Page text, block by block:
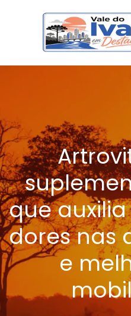
que
dores nas
e